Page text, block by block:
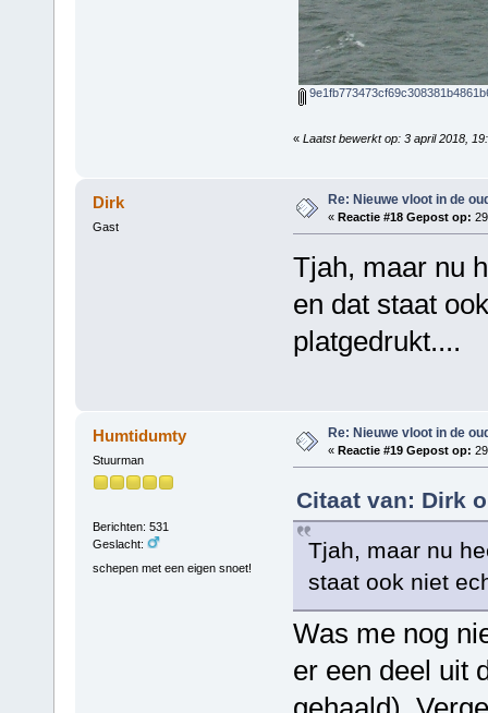
« Laatst bewerkt op: 3 april 2018,
Dirk
Gast
Re: Nieuwe vloot in de
« Reactie #18 Gepost op:
Tjah, maar nu
en dat staat
platgedrukt....
Humtidumty
Stuurman
Berichten: 531
Geslacht:
schepen met een eigen snoet!
Re: Nieuwe vloot in de
« Reactie #19 Gepost op:
Citaat van: Dirk
Tjah, maar nu
staat ook niet
Was me nog
er een deel uit